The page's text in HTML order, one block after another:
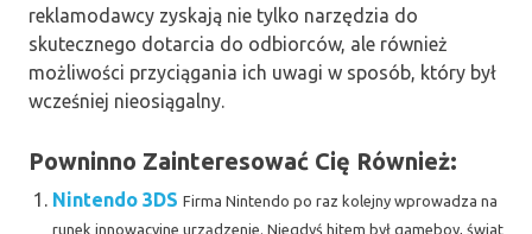
reklamodawcy zyskają nie tylko narzędzia do
skutecznego dotarcia do odbiorców, ale również
możliwości przyciągania ich uwagi w sposób, który był
wcześniej nieosiągalny.
Powninno Zainteresować Cię Również:
Nintendo 3DS Firma Nintendo po raz kolejny wprowadza na
runek innowacyjne urządzenie. Niegdyś hitem był gameboy, świat